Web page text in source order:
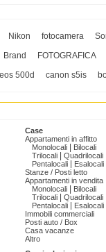
Nikon fotocamera
Brand
FOTOGRAFICA
500d
canon s5is
Case
Appartamenti in affitto
Monolocali
Bilocali
Trilocali
Quadrilocali
Pentalocali
Esalocali
Stanze / Posti letto
Appartamenti in vendita
Monolocali
Bilocali
Trilocali
Quadrilocali
Pentalocali
Esalocali
Immobili commerciali
Posti auto / Box
Casa vacanze
Altro